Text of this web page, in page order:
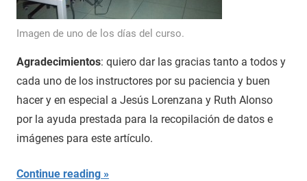
Imagen de uno de los días del curso.
Agradecimientos: quiero dar las gracias tanto a todos y
cada uno de los instructores por su paciencia y buen
hacer y en especial a Jesús Lorenzana y Ruth Alonso
por la ayuda prestada para la recopilación de datos e
imágenes para este artículo.
Continue reading